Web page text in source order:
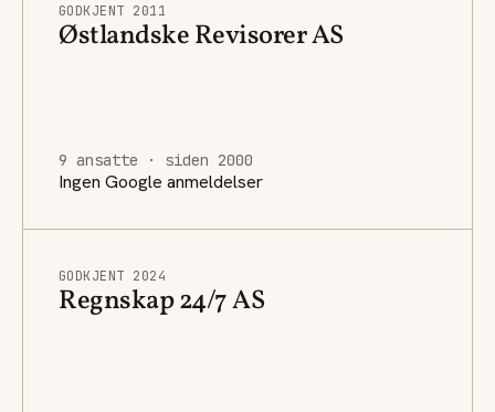
GODKJENT 2011
Østlandske Revisorer AS
9 ansatte · siden 2000
Ingen Google anmeldelser
GODKJENT 2024
Regnskap 24/7 AS